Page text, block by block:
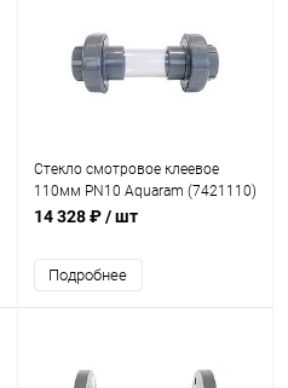
Стекло смотровое клеевое
110мм PN10 Aquaram (7421110)
14 328 ₽/ шт
Подробнее